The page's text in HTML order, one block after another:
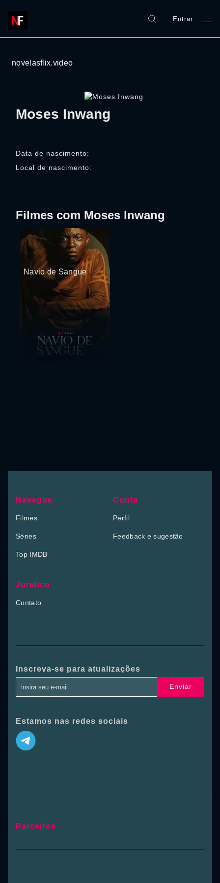
Entrar
novelasflix.video
Moses Inwang
Data de nascimento:
Local de nascimento:
Filmes com Moses Inwang
Navio de Sangue
Navegue
Filmes
Séries
Top IMDB
Conta
Perfil
Feedback e sugestão
Jurídico
Contato
Inscreva-se para atualizações
Enviar
Estamos nas redes sociais
Parceiros